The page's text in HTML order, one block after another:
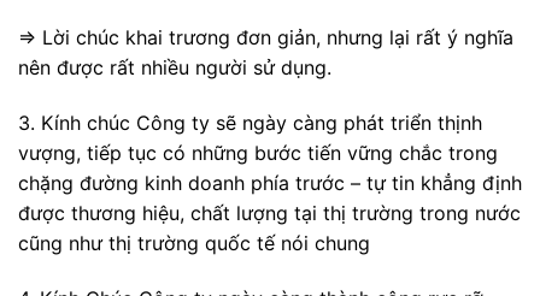
=> Lời chúc khai trương đơn giản, nhưng lại rất ý nghĩa
nên được rất nhiều người sử dụng.
3. Kính chúc Công ty sẽ ngày càng phát triển thịnh
vượng, tiếp tục có những bước tiến vững chắc trong
chặng đường kinh doanh phía trước – tự tin khẳng định
được thương hiệu, chất lượng tại thị trường trong nước
cũng như thị trường quốc tế nói chung